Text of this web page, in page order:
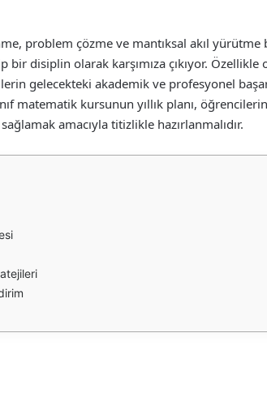
problem çözme ve mantıksal akıl yürütme
disiplin olarak karşımıza çıkıyor. Özellikle
gelecekteki akademik ve profesyonel
matematik kursunun yıllık planı,
amacıyla titizlikle hazırlanmalıdır.